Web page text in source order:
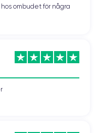
ombudet för några